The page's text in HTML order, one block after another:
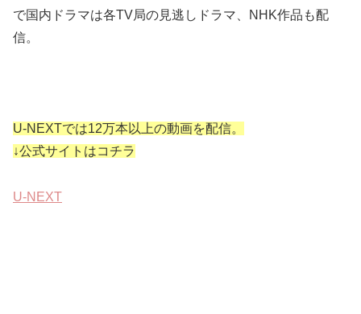
で国内ドラマは各TV局の見逃しドラマ、NHK作品も配
信。
U-NEXTでは12万本以上の動画を配信。
↓公式サイトはコチラ
U-NEXT